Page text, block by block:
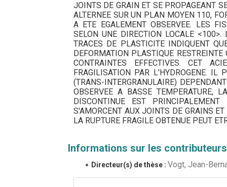
JOINTS DE GRAIN ET SE PROPAGEANT
ALTERNEE SUR UN PLAN MOYEN 110,
A ETE EGALEMENT OBSERVEE. LES
SELON UNE DIRECTION LOCALE
TRACES DE PLASTICITE INDIQUENT
DEFORMATION PLASTIQUE
CONTRAINTES EFFECTIVES. CET
FRAGILISATION PAR L'HYDROGENE. IL
(TRANS-INTERGRANULAIRE)
OBSERVEE A BASSE TEMPERATURE,
DISCONTINUE EST
S'AMORCENT AUX JOINTS DE GRAINS
LA RUPTURE FRAGILE OBTENUE PEUT
Informations sur les contributeurs
Directeur(s) de thèse : Vogt, Jean-